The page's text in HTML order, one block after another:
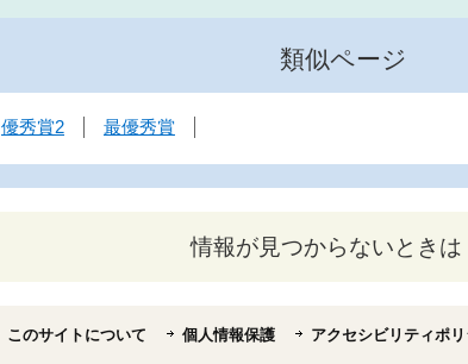
類似ページ
優秀賞2 最優秀賞
情報が見つからないときは
このサイトについて 個人情報保護 アクセシビリティポ